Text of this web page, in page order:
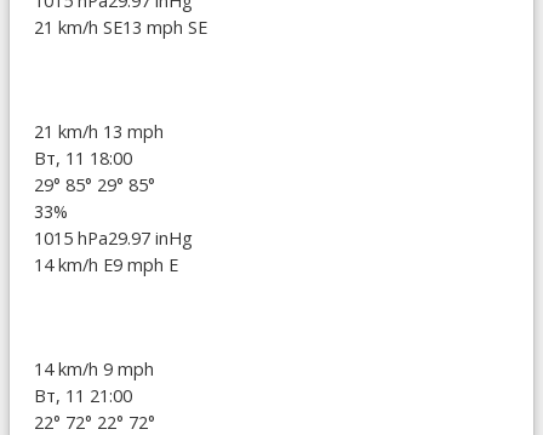
21 km/h SE13 mph SE
21 km/h 13 mph
Вт, 11 18:00
29° 85° 29° 85°
33%
1015 hPa29.97 inHg
14 km/h E9 mph E
14 km/h 9 mph
Вт, 11 21:00
22° 72° 22° 72°